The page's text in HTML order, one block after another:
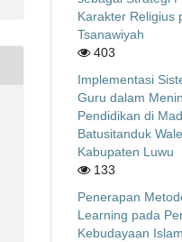
Karakter Religius
Tsanawiyah
403
Implementasi
Guru dalam
Pendidikan di
Batusitanduk
Kabupaten Luwu
133
Penerapan
Learning pada
Kebudayaan